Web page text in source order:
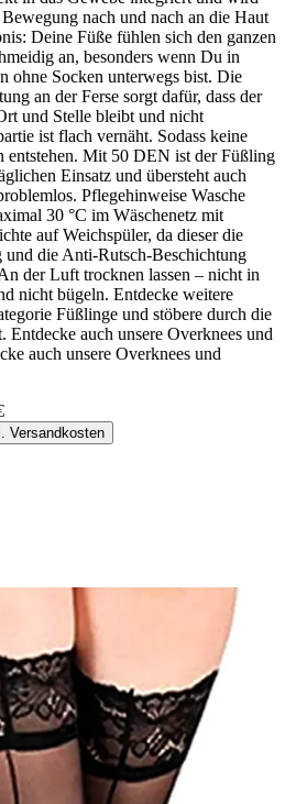
nach und nach an die Haut
Deine Füße fühlen sich den ganzen
an, besonders wenn Du in
ohne Socken unterwegs bist. Die
an der Ferse sorgt dafür, dass der
und Stelle bleibt und nicht
ist flach vernäht. Sodass keine
entstehen. Mit 50 DEN ist der Füßling
Einsatz und übersteht auch
Pflegehinweise Wasche
30 °C im Wäschenetz mit
auf Weichspüler, da dieser die
und die Anti-Rutsch-Beschichtung
der Luft trocknen lassen – nicht in
nicht bügeln. Entdecke weitere
Füßlinge und stöbere durch die
auch unsere Overknees und
auch unsere Overknees und
Versandkosten